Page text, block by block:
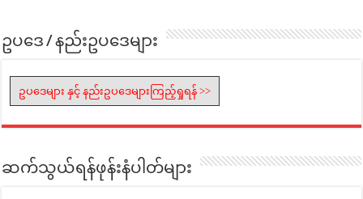
ဥပဒေ / နည်းဥပဒေများ
ဥပဒေများ နှင့် နည်းဥပဒေများကြည့်ရှုရန် >>
ဆက်သွယ်ရန်ဖုန်းနံပါတ်များ